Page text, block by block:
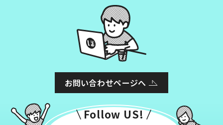
お問い合わせページへ
Follow US!